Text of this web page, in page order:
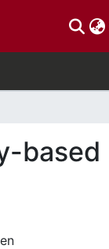
based